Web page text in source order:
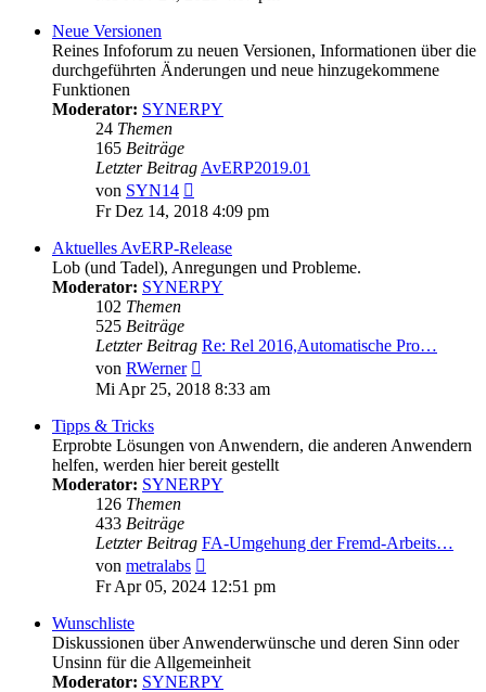
Neue Versionen
Reines Infoforum zu neuen Versionen, Informationen über die
durchgeführten Änderungen und neue hinzugekommene
Funktionen
Moderator: SYNERPY
24 Themen
165 Beiträge
Letzter Beitrag AvERP2019.01
von SYN14
Beitrag
Fr Dez 14, 2018 4:09 pm
Aktuelles AvERP-Release
Lob (und Tadel), Anregungen und Probleme.
Moderator: SYNERPY
102 Themen
525 Beiträge
Letzter Beitrag Re: Rel 2016,Automatische Pro…
von RWerner
Beitrag
Mi Apr 25, 2018 8:33 am
Tipps & Tricks
Erprobte Lösungen von Anwendern, die anderen Anwendern
helfen, werden hier bereit gestellt
Moderator: SYNERPY
126 Themen
433 Beiträge
Letzter Beitrag FA-Umgehung der Fremd-Arbeits…
von metralabs
Beitrag
Fr Apr 05, 2024 12:51 pm
Wunschliste
Diskussionen über Anwenderwünsche und deren Sinn oder
Unsinn für die Allgemeinheit
Moderator: SYNERPY